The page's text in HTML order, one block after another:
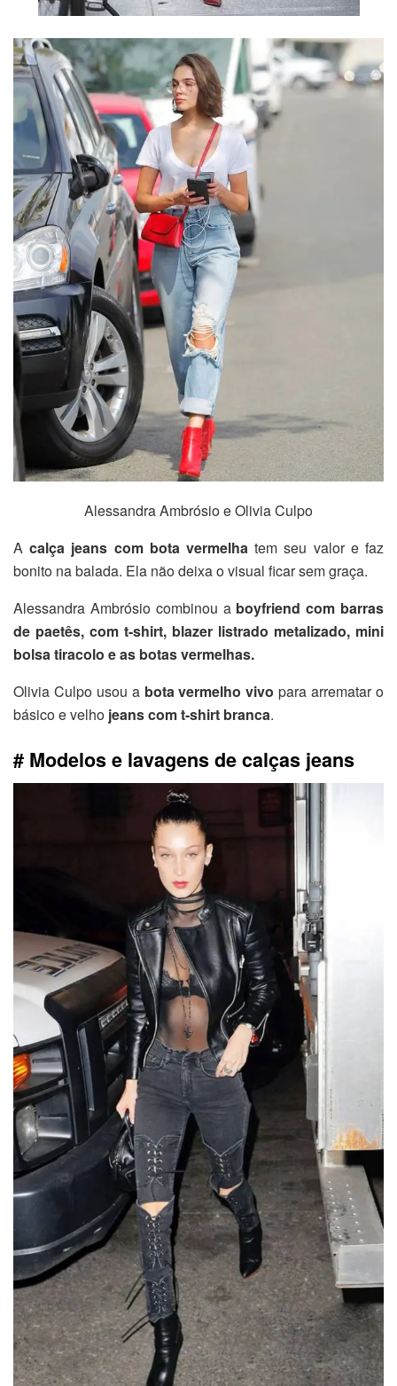
Alessandra Ambrósio e Olivia Culpo
Acalça jeans com bota vermelha tem seu valor e faz
bonito na balada. Ela não deixa o visual ficar sem graça.
Alessandra Ambrósio combinou a boyfriend com barras
de paetês, com t-shirt, blazer listrado metalizado, mini
bolsa tiracolo e as botas vermelhas.
Olivia Culpo usou a bota vermelho vivo para arrematar o
básico e velho jeans com t-shirt branca.
# Modelos e lavagens de calças jeans